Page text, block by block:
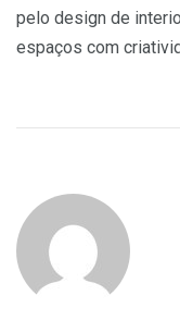
pelo design de
espaços com